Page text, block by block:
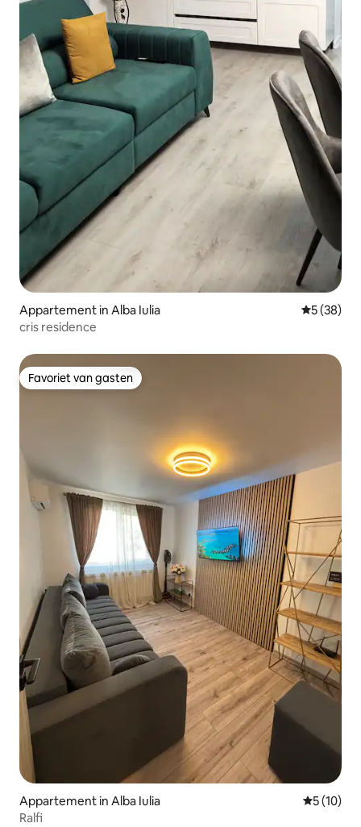
Appartement in Alba Iulia
5 (38)
cris residence
Favoriet van gasten
Favoriet van gasten
Appartement in Alba Iulia
5 (10)
Ralfi